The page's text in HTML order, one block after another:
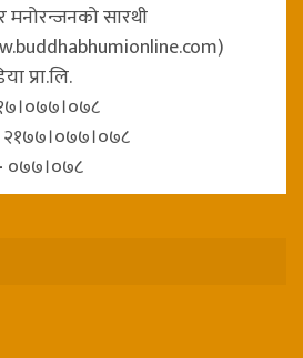
मनोरन्जनको सारथी
प्रा.लि.
२१७७।०७७।०७८
०७७।०७८